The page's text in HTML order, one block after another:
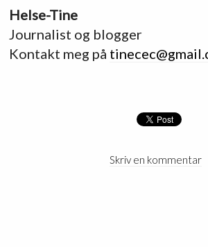
Helse-Tine
Journalist og blogger
Kontakt meg på
Skriv en kommentar